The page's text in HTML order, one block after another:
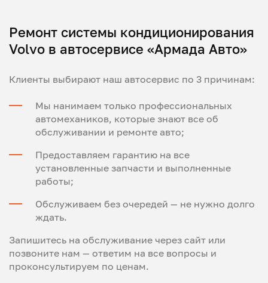
Ремонт системы кондиционирования
Volvo в автосервисе «Армада Авто»
Клиенты выбирают наш автосервис по 3 причинам:
Мы нанимаем только профессиональных
автомехаников, которые знают все об
обслуживании и ремонте авто;
Предоставляем гарантию на все
установленные запчасти и выполненные
работы;
Обслуживаем без очередей — не нужно долго
ждать.
Запишитесь на обслуживание через сайт или
позвоните нам — ответим на все вопросы и
проконсультируем по ценам.